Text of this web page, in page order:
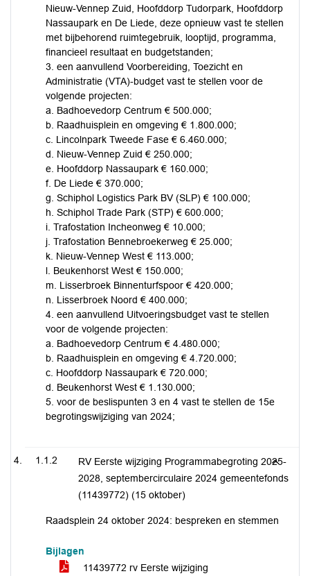
Nieuw-Vennep Zuid, Hoofddorp Tudorpark, Hoofddorp
Nassaupark en De Liede, deze opnieuw vast te stellen
met bijbehorend ruimtegebruik, looptijd, programma,
financieel resultaat en budgetstanden;
3. een aanvullend Voorbereiding, Toezicht en
Administratie (VTA)-budget vast te stellen voor de
volgende projecten:
a. Badhoevedorp Centrum € 500.000;
b. Raadhuisplein en omgeving € 1.800.000;
c. Lincolnpark Tweede Fase € 6.460.000;
d. Nieuw-Vennep Zuid € 250.000;
e. Hoofddorp Nassaupark € 160.000;
f. De Liede € 370.000;
g. Schiphol Logistics Park BV (SLP) € 100.000;
h. Schiphol Trade Park (STP) € 600.000;
i. Trafostation Incheonweg € 10.000;
j. Trafostation Bennebroekerweg € 25.000;
k. Nieuw-Vennep West € 113.000;
l. Beukenhorst West € 150.000;
m. Lisserbroek Binnenturfspoor € 420.000;
n. Lisserbroek Noord € 400.000;
4. een aanvullend Uitvoeringsbudget vast te stellen
voor de volgende projecten:
a. Badhoevedorp Centrum € 4.480.000;
b. Raadhuisplein en omgeving € 4.720.000;
c. Hoofddorp Nassaupark € 720.000;
d. Beukenhorst West € 1.130.000;
5. voor de beslispunten 3 en 4 vast te stellen de 15e
begrotingswijziging van 2024;
1.1.2
RV Eerste wijziging Programmabegroting 2025-
2028, septembercirculaire 2024 gemeentefonds
(11439772) (15 oktober)
Raadsplein 24 oktober 2024: bespreken en stemmen
Bijlagen
11439772 rv Eerste wijziging